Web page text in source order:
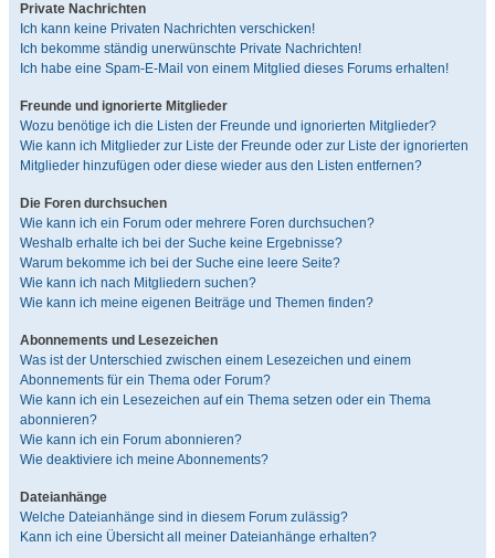
Private Nachrichten
Ich kann keine Privaten Nachrichten verschicken!
Ich bekomme ständig unerwünschte Private Nachrichten!
Ich habe eine Spam-E-Mail von einem Mitglied dieses Forums erhalten!
Freunde und ignorierte Mitglieder
Wozu benötige ich die Listen der Freunde und ignorierten Mitglieder?
Wie kann ich Mitglieder zur Liste der Freunde oder zur Liste der ignorierten
Mitglieder hinzufügen oder diese wieder aus den Listen entfernen?
Die Foren durchsuchen
Wie kann ich ein Forum oder mehrere Foren durchsuchen?
Weshalb erhalte ich bei der Suche keine Ergebnisse?
Warum bekomme ich bei der Suche eine leere Seite?
Wie kann ich nach Mitgliedern suchen?
Wie kann ich meine eigenen Beiträge und Themen finden?
Abonnements und Lesezeichen
Was ist der Unterschied zwischen einem Lesezeichen und einem
Abonnements für ein Thema oder Forum?
Wie kann ich ein Lesezeichen auf ein Thema setzen oder ein Thema
abonnieren?
Wie kann ich ein Forum abonnieren?
Wie deaktiviere ich meine Abonnements?
Dateianhänge
Welche Dateianhänge sind in diesem Forum zulässig?
Kann ich eine Übersicht all meiner Dateianhänge erhalten?